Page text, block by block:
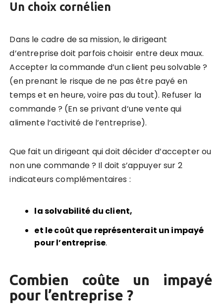
Un choix cornélien
Dans le cadre de sa mission, le dirigeant
d’entreprise doit parfois choisir entre deux maux.
Accepter la commande d’un client peu solvable ?
(en prenant le risque de ne pas être payé en
temps et en heure, voire pas du tout). Refuser la
commande ? (En se privant d’une vente qui
alimente l’activité de l’entreprise).
Que fait un dirigeant qui doit décider d’accepter ou
non une commande ? Il doit s’appuyer sur 2
indicateurs complémentaires :
la solvabilité du client,
et le coût que représenterait un impayé
pour l’entreprise.
Combien coûte un impayé
pour l’entreprise ?